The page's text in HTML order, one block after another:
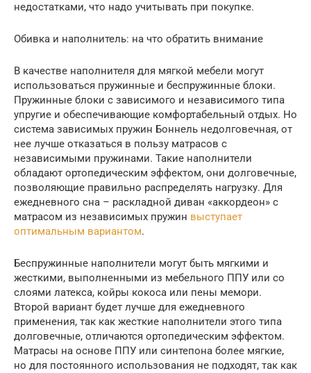
недостатками, что надо учитывать при покупке.
Обивка и наполнитель: на что обратить внимание
В качестве наполнителя для мягкой мебели могут
использоваться пружинные и беспружинные блоки.
Пружинные блоки с зависимого и независимого типа
упругие и обеспечивающие комфортабельный отдых. Но
система зависимых пружин Боннель недолговечная, от
нее лучше отказаться в пользу матрасов с
независимыми пружинами. Такие наполнители
обладают ортопедическим эффектом, они долговечные,
позволяющие правильно распределять нагрузку. Для
ежедневного сна – раскладной диван «аккордеон» с
матрасом из независимых пружин выступает
оптимальным вариантом.
Беспружинные наполнители могут быть мягкими и
жесткими, выполненными из мебельного ППУ или со
слоями латекса, койры кокоса или пены мемори.
Второй вариант будет лучше для ежедневного
применения, так как жесткие наполнители этого типа
долговечные, отличаются ортопедическим эффектом.
Матрасы на основе ППУ или синтепона более мягкие,
но для постоянного использования не подходят, так как